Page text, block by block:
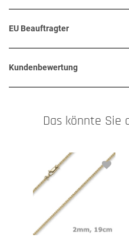
EU Beauftragter
Kundenbewertung
Das könnte Sie